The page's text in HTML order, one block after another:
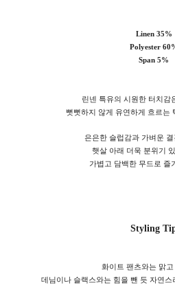
Linen 35%
Polyester
Span 5%
린넨 특유의 시원한 터치감
뻣뻣하지 않게 유연하게 흐르는
은은한 슬럽감과 가벼운
햇살 아래 더욱 분위기
가볍고 담백한 무드로 즐
Styling
화이트 팬츠와는 맑
데님이나 슬랙스와는 힘을 뺀 듯 자연